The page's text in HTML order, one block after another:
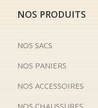
NOS PRODUITS
NOS SACS
NOS PANIERS
NOS ACCESSOIRES